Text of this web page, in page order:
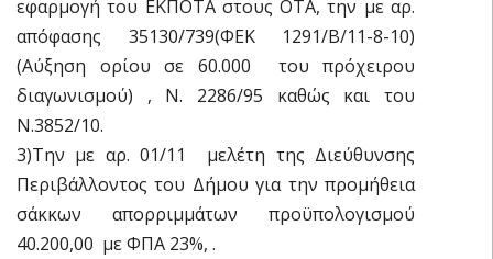
εφαρμογή του ΕΚΠOTΑ στους ΟΤΑ, την με αρ.
απόφασης 35130/739(ΦΕΚ 1291/Β/11-8-10)
(Aύξηση ορίου σε 60.000  του πρόχειρου
διαγωνισμού) , Ν. 2286/95 καθώς και του
Ν.3852/10.
3)Την με αρ. 01/11 μελέτη της Διεύθυνσης
Περιβάλλοντος του Δήμου για την προμήθεια
σάκκων απορριμμάτων προϋπολογισμού
40.200,00  με ΦΠΑ 23%, .